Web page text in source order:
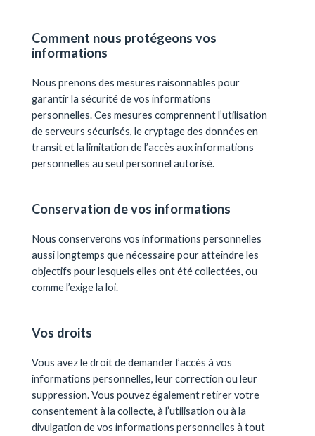
Comment nous protégeons vos
informations
Nous prenons des mesures raisonnables pour
garantir la sécurité de vos informations
personnelles. Ces mesures comprennent l’utilisation
de serveurs sécurisés, le cryptage des données en
transit et la limitation de l’accès aux informations
personnelles au seul personnel autorisé.
Conservation de vos informations
Nous conserverons vos informations personnelles
aussi longtemps que nécessaire pour atteindre les
objectifs pour lesquels elles ont été collectées, ou
comme l’exige la loi.
Vos droits
Vous avez le droit de demander l’accès à vos
informations personnelles, leur correction ou leur
suppression. Vous pouvez également retirer votre
consentement à la collecte, à l’utilisation ou à la
divulgation de vos informations personnelles à tout